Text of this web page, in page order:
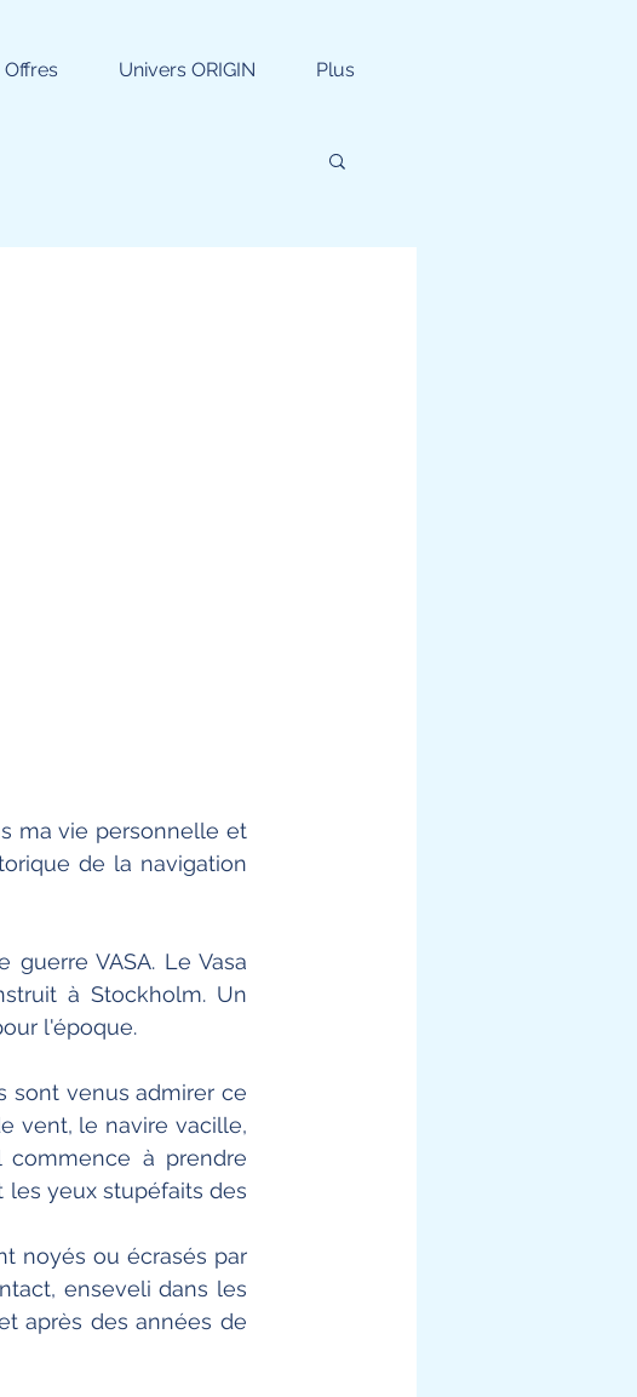
Offres Univers ORIGIN Plus
ma vie personnelle et
de la navigation
guerre VASA. Le Vasa
à Stockholm. Un
l'époque.
sont venus admirer ce
vent, le navire vacille,
à prendre
les yeux stupéfaits des
noyés ou écrasés par
enseveli dans les
après des années de